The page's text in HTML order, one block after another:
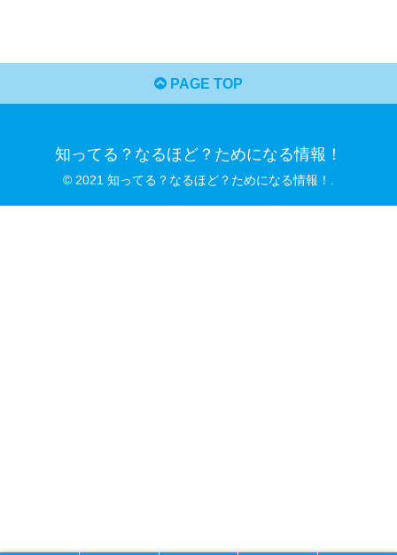
PAGE TOP
知ってる？なるほど？ためになる情報！
© 2021 知ってる？なるほど？ためになる情報！.